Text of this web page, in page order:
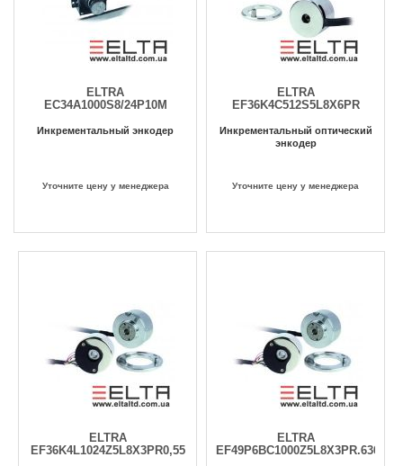
ELTRA
EC34A1000S8/24P10M
Инкрементальный энкодер
Уточните цену у менеджера
ELTRA
EF36K4C512S5L8X6PR
Инкрементальный оптический
энкодер
Уточните цену у менеджера
ELTRA
EF36K4L1024Z5L8X3PR0,55
ELTRA
EF49P6BC1000Z5L8X3PR.636